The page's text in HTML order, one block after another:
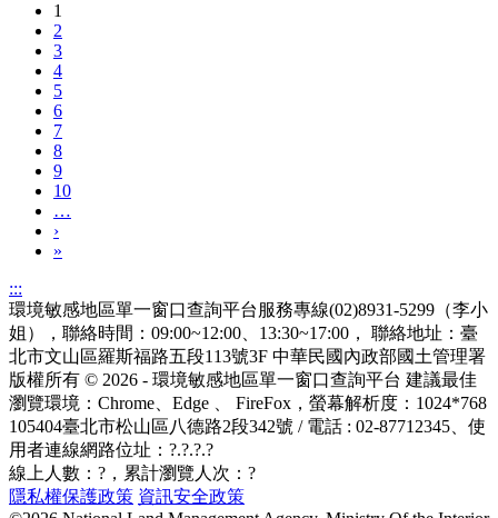
1
2
3
4
5
6
7
8
9
10
…
›
»
:::
環境敏感地區單一窗口查詢平台服務專線(02)8931-5299（李小
姐），聯絡時間：09:00~12:00、13:30~17:00， 聯絡地址：臺
北市文山區羅斯福路五段113號3F 中華民國內政部國土管理署
版權所有 © 2026 - 環境敏感地區單一窗口查詢平台 建議最佳
瀏覽環境：Chrome、Edge 、 FireFox，螢幕解析度：1024*768
105404臺北市松山區八德路2段342號 / 電話 : 02-87712345 、使
用者連線網路位址：?.?.?.?
線上人數： ? ，累計瀏覽人次： ?
隱私權保護政策 資訊安全政策